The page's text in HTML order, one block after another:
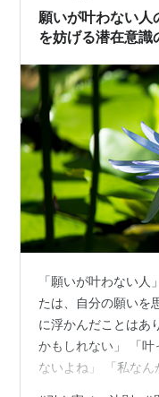
願いが叶わない人
を妨げる潜在意識
「願いが叶わない
たは、自分の願いを
に浮かんだことはあ
かもしれない」 「
ないよね」 「私な